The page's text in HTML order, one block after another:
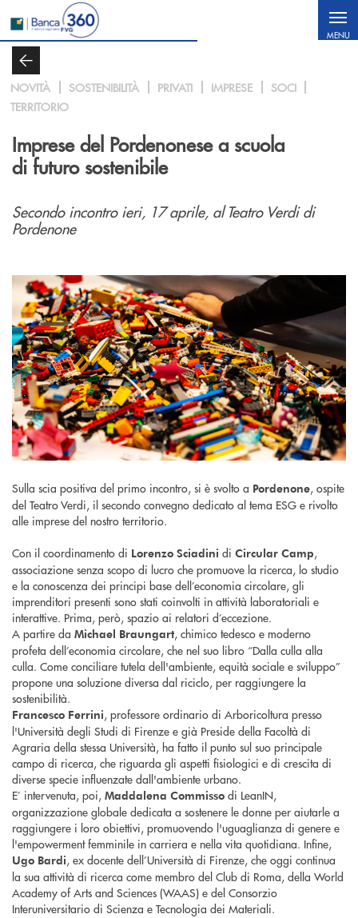
Salta al contenuto principale
MENU
NOVITÀ SOSTENIBILITÀ PRIVATI IMPRESE
SOCI
TERRITORIO
Imprese del Pordenonese a scuola
di futuro sostenibile
Secondo incontro ieri, 17 aprile, al Teatro Verdi di
Pordenone
Sulla scia positiva del primo incontro, si è svolto a Pordenone, ospite
del Teatro Verdi, il secondo convegno dedicato al tema ESG e rivolto
alle imprese del nostro territorio.
Con il coordinamento di Lorenzo Sciadini di Circular Camp,
associazione senza scopo di lucro che promuove la ricerca, lo studio
e la conoscenza dei principi base dell’economia circolare, gli
imprenditori presenti sono stati coinvolti in attività laboratoriali e
interattive. Prima, però, spazio ai relatori d’eccezione.
A partire da Michael Braungart, chimico tedesco e moderno
profeta dell’economia circolare, che nel suo libro “Dalla culla alla
culla. Come conciliare tutela dell'ambiente, equità sociale e sviluppo”
propone una soluzione diversa dal riciclo, per raggiungere la
sostenibilità.
Francesco Ferrini, professore ordinario di Arboricoltura presso
l'Università degli Studi di Firenze e già Preside della Facoltà di
Agraria della stessa Università, ha fatto il punto sul suo principale
campo di ricerca, che riguarda gli aspetti fisiologici e di crescita di
diverse specie influenzate dall'ambiente urbano.
E’ intervenuta, poi, Maddalena Commisso di LeanIN,
organizzazione globale dedicata a sostenere le donne per aiutarle a
raggiungere i loro obiettivi, promuovendo l'uguaglianza di genere e
l'empowerment femminile in carriera e nella vita quotidiana. Infine,
Ugo Bardi, ex docente dell’Università di Firenze, che oggi continua
la sua attività di ricerca come membro del Club di Roma, della World
Academy of Arts and Sciences (WAAS) e del Consorzio
Interuniversitario di Scienza e Tecnologia dei Materiali.